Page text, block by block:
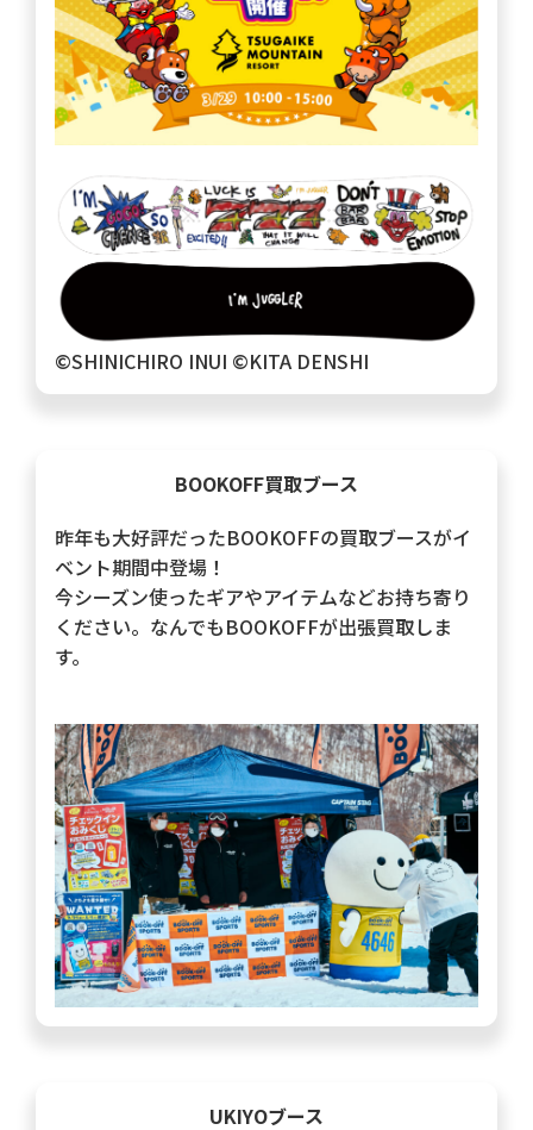
©️SHINICHIRO INUI ©️KITA DENSHI
BOOKOFF買取ブース
昨年も大好評だったBOOKOFFの買取ブースがイ
ベント期間中登場！
今シーズン使ったギアやアイテムなどお持ち寄り
ください。なんでもBOOKOFFが出張買取しま
す。
UKIYOブース